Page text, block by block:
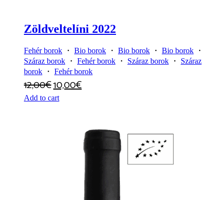
Zöldveltelíni 2022
Fehér borok ・ Bio borok ・ Bio borok ・ Bio borok ・
Száraz borok ・ Fehér borok ・ Száraz borok ・ Száraz
borok ・ Fehér borok
12,00€10,00€
Add to cart